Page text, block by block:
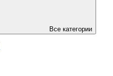
Все категории